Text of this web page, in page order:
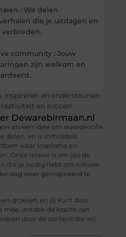
: We delen
die je uitdagen en
community : Jouw
zijn welkom en
inspireren en ondersteunen
en succes!
Dewarebirmaan.nl
als een idee om waardevolle
delen, en is inmiddels
waar inspiratie en
Onze missie is om jou de
die je nodig hebt om nieuwe
dag weer geïnspireerd te
groeien, en jij kunt daar
mee, ontdek de kracht van
door de content die wij